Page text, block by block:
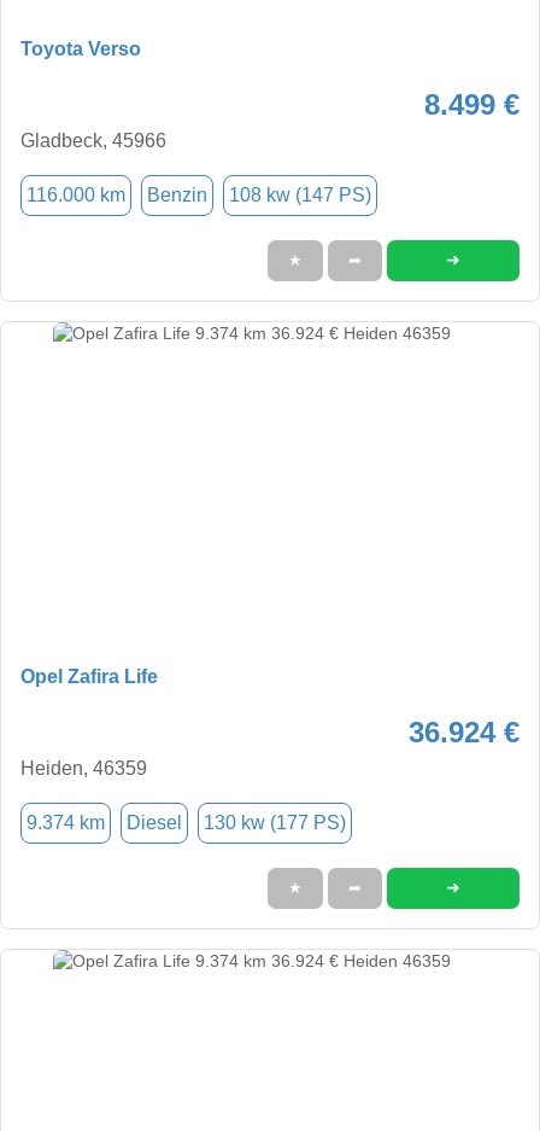
Toyota Verso
8.499 €
Gladbeck, 45966
116.000 km Benzin 108 kw (147 PS)
★ ➦ ➜
Opel Zafira Life
36.924 €
Heiden, 46359
9.374 km Diesel 130 kw (177 PS)
★ ➦ ➜